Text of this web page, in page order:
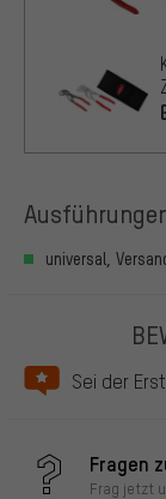
universal,
Sei der
Fragen
Frag jetzt